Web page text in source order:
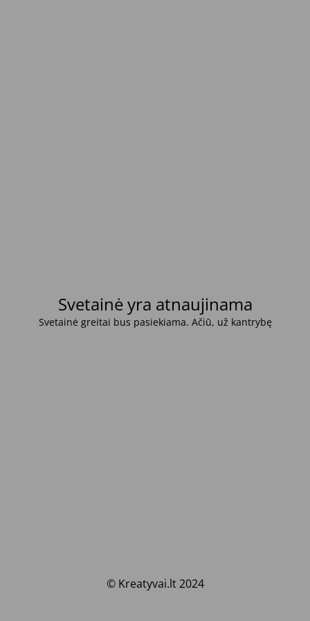
Svetainė yra atnaujinama
Svetainė greitai bus pasiekiama. Ačiū, už kantrybę
© Kreatyvai.lt 2024